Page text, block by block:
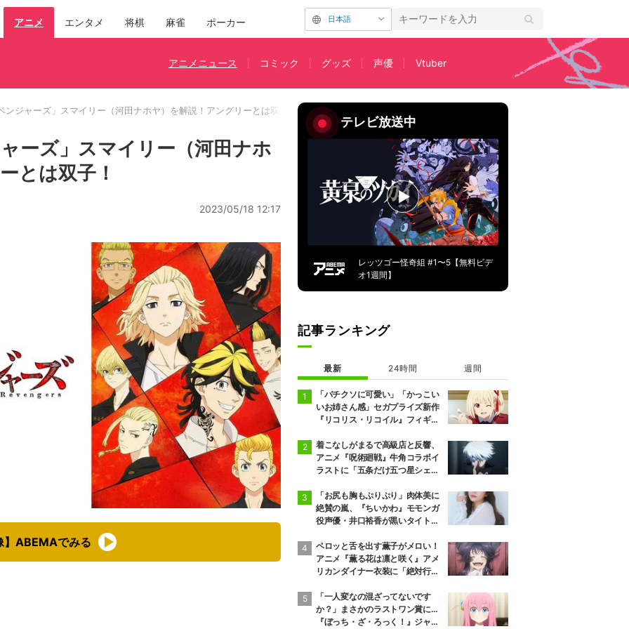
アニメ エンタメ 将棋 麻雀 ポーカー 日本語
アニメニュース コミック グッズ 声優 Vtuber
ンジャーズ」スマイリー（河田ナホヤ）を解説！アングリーとは双子！
ーズ」スマイリー（河田ナホ
とは双子！
2023/05/18 12:17
】ABEMAでみる
テレビ放送中
レッツゴー怪奇組 #1〜5【無料ビデ
オ1週間】
記事ランキング
最新 24時間 週間
「バチクソに可愛い」「かっこい
いお姉さん感」セガプライズ新作
『リコリス・リコイル』フィギュ
着こなしがまるで高級店と反響、
アニメ『呪術廻戦』牛角コラボイ
ラストに「五条だけ五つ星シェ
「お尻も胸もぷりぷり」肉体美に
絶賛の嵐、『ちいかわ』モモンガ
役声優・井口裕香が黒いタイトウ
ペロッと舌を出す薫子がメロい！
アニメ『薫る花は凛と咲く』アメ
リカンダイナー衣装に「絶対行き
「一人変なの混ざってないです
か？」まさかのラストワン賞に…
『ぼっち・ざ・ろっく！』ジャー